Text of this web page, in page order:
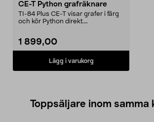
CE-T Python grafräknare
TI-84 Plus CE-T visar grafer i färg
och kör Python direkt.
1 899,00
Lägg i varukorg
Toppsäljare inom samma